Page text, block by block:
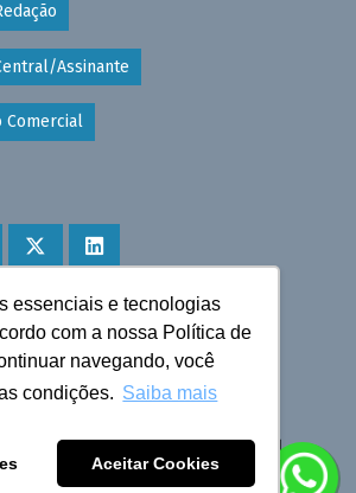
essenciais e tecnologias
com a nossa Política de
navegando, você
condições. Saiba mais
Aceitar Cookies
Assinante
Comercial
aplicativo
reservados © 2025 Cruzeiro do Sul